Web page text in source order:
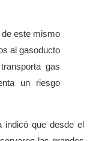
de este mismo
al gasoducto
gas
un riesgo
indicó que desde el